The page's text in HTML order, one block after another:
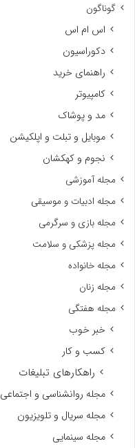
گوناگون
اس ام اس
دکوراسیون
راهنمای خرید
کامپیوتر
مد و پوشاک
موبایل و تبلت و اپلکیشن
نجوم و کهکشان
مجله آموزشی
مجله ادبیات و موسیقی
مجله بازی و سرگرمی
مجله پزشکی و سلامت
مجله خانواده
مجله زنان
مجله هفتگی
خبر خوب
کسب و کار
راهکارهای تبلیغات
مجله روانشناسی و اجتماعی
مجله سریال و تلویزیون
مجله سینمایی